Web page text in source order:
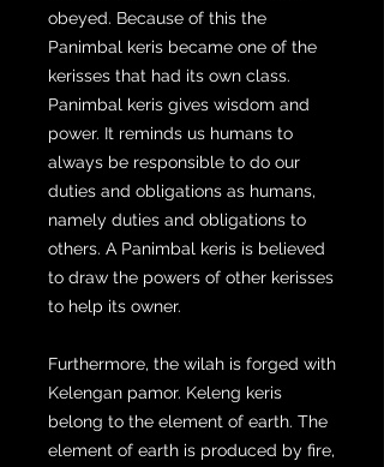
obeyed. Because of this the
Panimbal keris became one of the
kerisses that had its own class.
Panimbal keris gives wisdom and
power. It reminds us humans to
always be responsible to do our
duties and obligations as humans,
namely duties and obligations to
others. A Panimbal keris is believed
to draw the powers of other kerisses
to help its owner.
Furthermore, the wilah is forged with
Kelengan pamor. Keleng keris
belong to the element of earth. The
element of earth is produced by fire,